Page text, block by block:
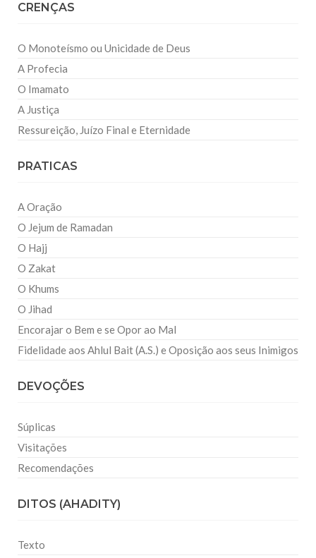
CRENÇAS
O Monoteísmo ou Unicidade de Deus
A Profecia
O Imamato
A Justiça
Ressureição, Juízo Final e Eternidade
PRATICAS
A Oração
O Jejum de Ramadan
O Hajj
O Zakat
O Khums
O Jihad
Encorajar o Bem e se Opor ao Mal
Fidelidade aos Ahlul Bait (A.S.) e Oposição aos seus Inimigos
DEVOÇÕES
Súplicas
Visitações
Recomendações
DITOS (AHADITY)
Texto